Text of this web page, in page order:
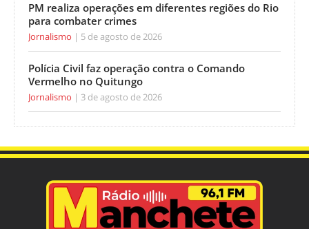
PM realiza operações em diferentes regiões do Rio
para combater crimes
Jornalismo 5 de agosto de 2026
Polícia Civil faz operação contra o Comando
Vermelho no Quitungo
Jornalismo 3 de agosto de 2026